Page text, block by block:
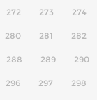
272 273 274
280 281 282
288 289 290
296 297 298